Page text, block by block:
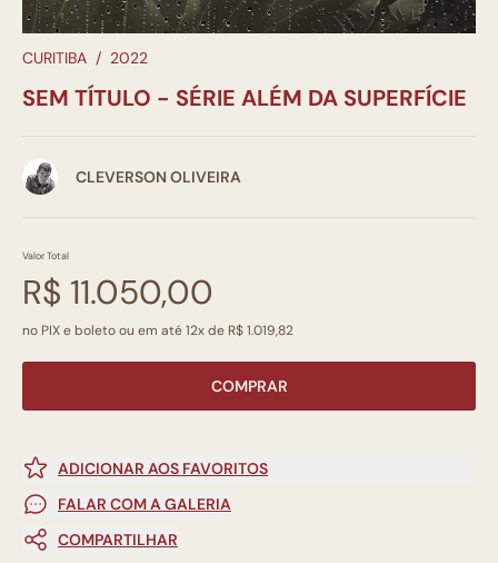
CURITIBA / 2022
SEM TÍTULO - SÉRIE ALÉM DA SUPERFÍCIE
CLEVERSON OLIVEIRA
Valor Total
R$ 11.050,00
no PIX e boleto ou em até 12x de R$ 1.019,82
COMPRAR
ADICIONAR AOS FAVORITOS
FALAR COM A GALERIA
COMPARTILHAR